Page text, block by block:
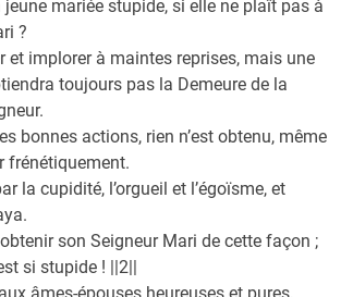
mariée stupide, si elle ne plaît pas à
?
et implorer à maintes reprises, mais une
toujours pas la Demeure de la
bonnes actions, rien n’est obtenu, même
frénétiquement.
la cupidité, l’orgueil et l’égoïsme, et
son Seigneur Mari de cette façon ;
si stupide ! ||2||